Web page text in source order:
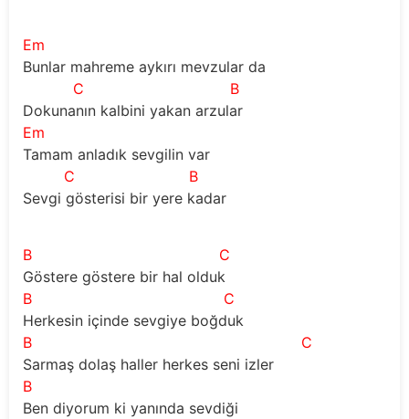
Em
Bunlar mahreme aykırı mevzular da
C
B
Dokunanın kalbini yakan arzular
Em
Tamam anladık sevgilin var
C
B
Sevgi gösterisi bir yere kadar
B
C
Göstere göstere bir hal olduk
B
C
Herkesin içinde sevgiye boğduk
B
C
Sarmaş dolaş haller herkes seni izler
B
Ben diyorum ki yanında sevdiği